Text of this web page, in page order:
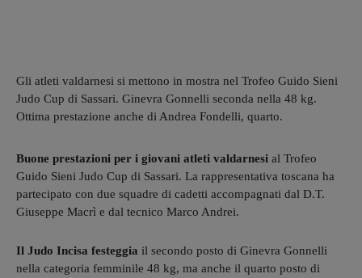
Gli atleti valdarnesi si mettono in mostra nel Trofeo Guido Sieni
Judo Cup di Sassari. Ginevra Gonnelli seconda nella 48 kg.
Ottima prestazione anche di Andrea Fondelli, quarto.
Buone prestazioni per i giovani atleti valdarnesi al Trofeo
Guido Sieni Judo Cup di Sassari. La rappresentativa toscana ha
partecipato con due squadre di cadetti accompagnati dal D.T.
Giuseppe Macrì e dal tecnico Marco Andrei.
Il Judo Incisa festeggia il secondo posto di Ginevra Gonnelli
nella categoria femminile 48 kg, ma anche il quarto posto di